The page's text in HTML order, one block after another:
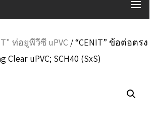
ท่อยูพีวีซี uPVC / “CENIT” ข้อต่อตรง
uPVC; SCH40 (SxS)